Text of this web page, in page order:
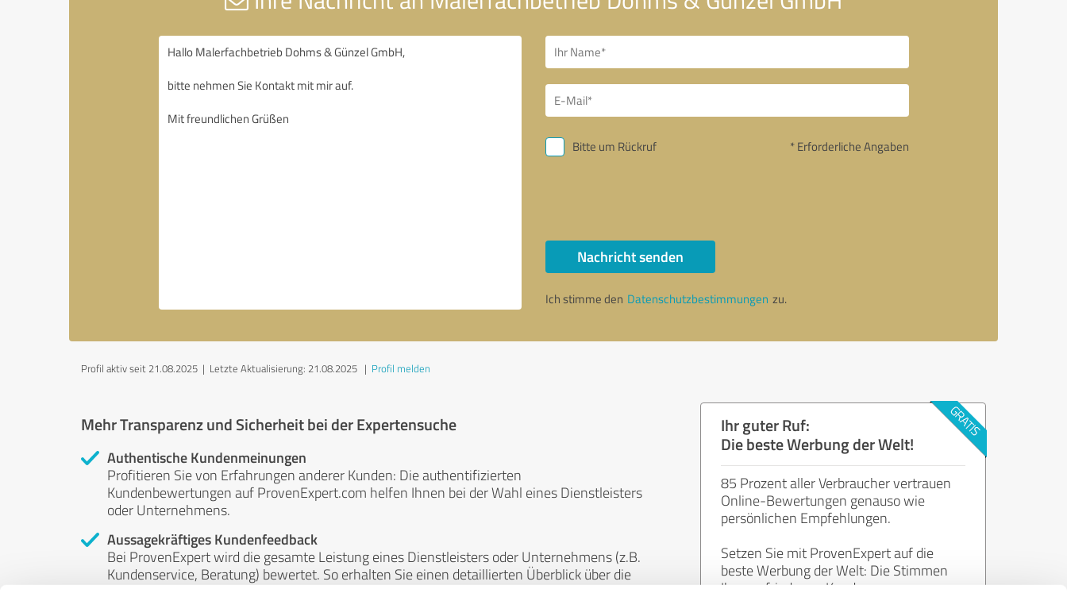
Bitte um Rückruf * Erforderliche Angaben
Nachricht senden
Ich stimme den Datenschutzbestimmungen zu.
Profil aktiv seit 21.08.2025 | Letzte Aktualisierung: 21.08.2025 | Profil melden
Mehr Transparenz und Sicherheit bei der Expertensuche
Authentische Kundenmeinungen
Profitieren Sie von Erfahrungen anderer Kunden: Die authentifizierten
Kundenbewertungen auf ProvenExpert.com helfen Ihnen bei der Wahl eines Dienstleisters
oder Unternehmens.
Aussagekräftiges Kundenfeedback
Bei ProvenExpert wird die gesamte Leistung eines Dienstleisters oder Unternehmens (z.B.
Kundenservice, Beratung) bewertet. So erhalten Sie einen detaillierten Überblick über die
Ihr guter Ruf:
Die beste Werbung der Welt!
85 Prozent aller Verbraucher vertrauen
Online-Bewertungen genauso wie
persönlichen Empfehlungen.
Setzen Sie mit ProvenExpert auf die
beste Werbung der Welt: Die Stimmen
Ihrer zufriedenen Kunden.